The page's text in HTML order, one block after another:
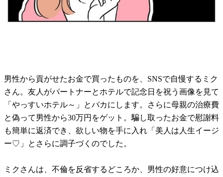
男性から貢がせたお金で買ったものを、SNSで自慢するミク
さん。友人がパートナーとホテルで記念日を祝う画像を見て
「やっすいホテル～」とバカにします。さらに母親の治療費
と偽って男性から30万円をゲット。騙し取ったお金で慰謝料
も簡単に返済でき、欲しい物を手に入れ「美人は人生イージ
ー♡」とさらに調子づくのでした。
ミクさんは、不倫を反省するどころか、男性の好意につけ込